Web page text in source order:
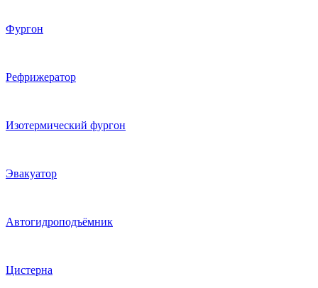
Фургон
Рефрижератор
Изотермический фургон
Эвакуатор
Автогидроподъёмник
Цистерна